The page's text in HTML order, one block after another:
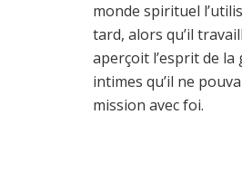
monde spirituel
tard, alors qu’il
aperçoit l’esprit de
intimes qu’il ne
mission avec foi.